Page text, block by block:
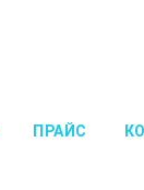
ПРАЙС